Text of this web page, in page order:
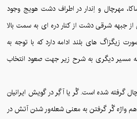
مهرچال و اِندار در اطراف دشت هویج وجود
جبهه شرقی دشت از کنار دره ای به سمت بالا
زیگزاگ های بلند ادامه دارد که با توجه به
مسیر دیگری به شرح زیر جهت صعود انتخاب
گرفته شده است. گُر یا آگِر در گویش ایرانیان
واژه گُر گرفتن به معنی شعله‌ور شدن آتش در